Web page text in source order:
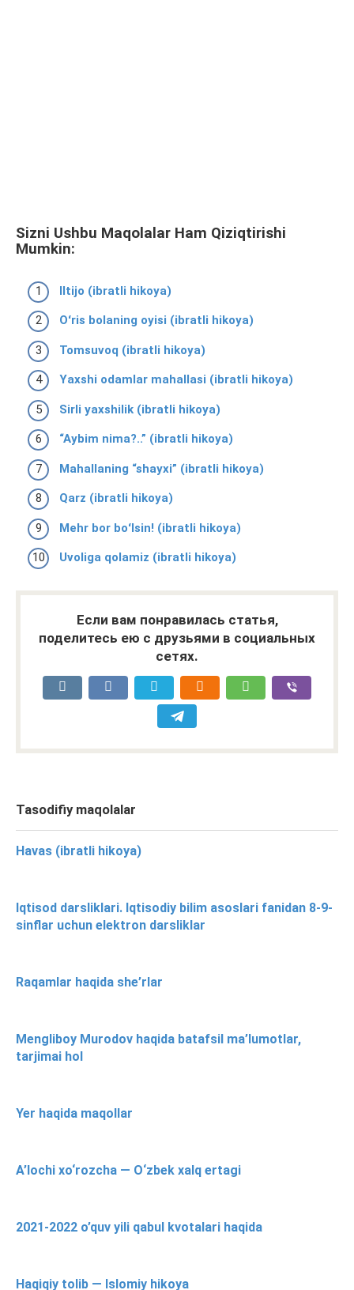
Sizni Ushbu Maqolalar Ham Qiziqtirishi
Mumkin:
Iltijo (ibratli hikoya)
Oʻris bolaning oyisi (ibratli hikoya)
Tomsuvoq (ibratli hikoya)
Yaxshi odamlar mahallasi (ibratli hikoya)
Sirli yaxshilik (ibratli hikoya)
“Aybim nima?..” (ibratli hikoya)
Mahallaning “shayxi” (ibratli hikoya)
Qarz (ibratli hikoya)
Mehr bor boʻlsin! (ibratli hikoya)
Uvoliga qolamiz (ibratli hikoya)
Если вам понравилась статья,
поделитесь ею с друзьями в социальных
сетях.
Tasodifiy maqolalar
Havas (ibratli hikoya)
Iqtisod darsliklari. Iqtisodiy bilim asoslari fanidan 8-9-
sinflar uchun elektron darsliklar
Raqamlar haqida she’rlar
Mengliboy Murodov haqida batafsil ma’lumotlar,
tarjimai hol
Yer haqida maqollar
A’lochi xo‘rozcha — O‘zbek xalq ertagi
2021-2022 o’quv yili qabul kvotalari haqida
Haqiqiy tolib — Islomiy hikoya